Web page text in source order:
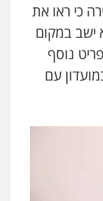
כי ראו את
ישב במקום
נוסף
עם